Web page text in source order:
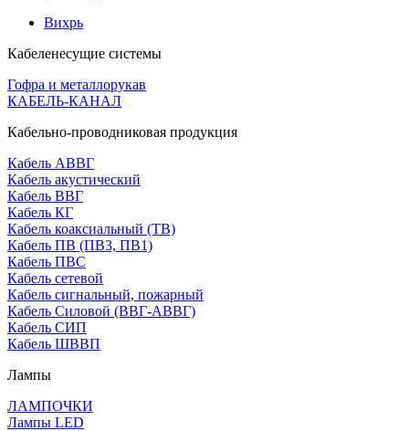
Вихрь
Кабеленесущие системы
Гофра и металлорукав
КАБЕЛЬ-КАНАЛ
Кабельно-проводниковая продукция
Кабель АВВГ
Кабель акустический
Кабель ВВГ
Кабель КГ
Кабель коаксиальный (ТВ)
Кабель ПВ (ПВ3, ПВ1)
Кабель ПВС
Кабель сетевой
Кабель сигнальный, пожарный
Кабель Силовой (ВВГ-АВВГ)
Кабель СИП
Кабель ШВВП
Лампы
ЛАМПОЧКИ
Лампы LED